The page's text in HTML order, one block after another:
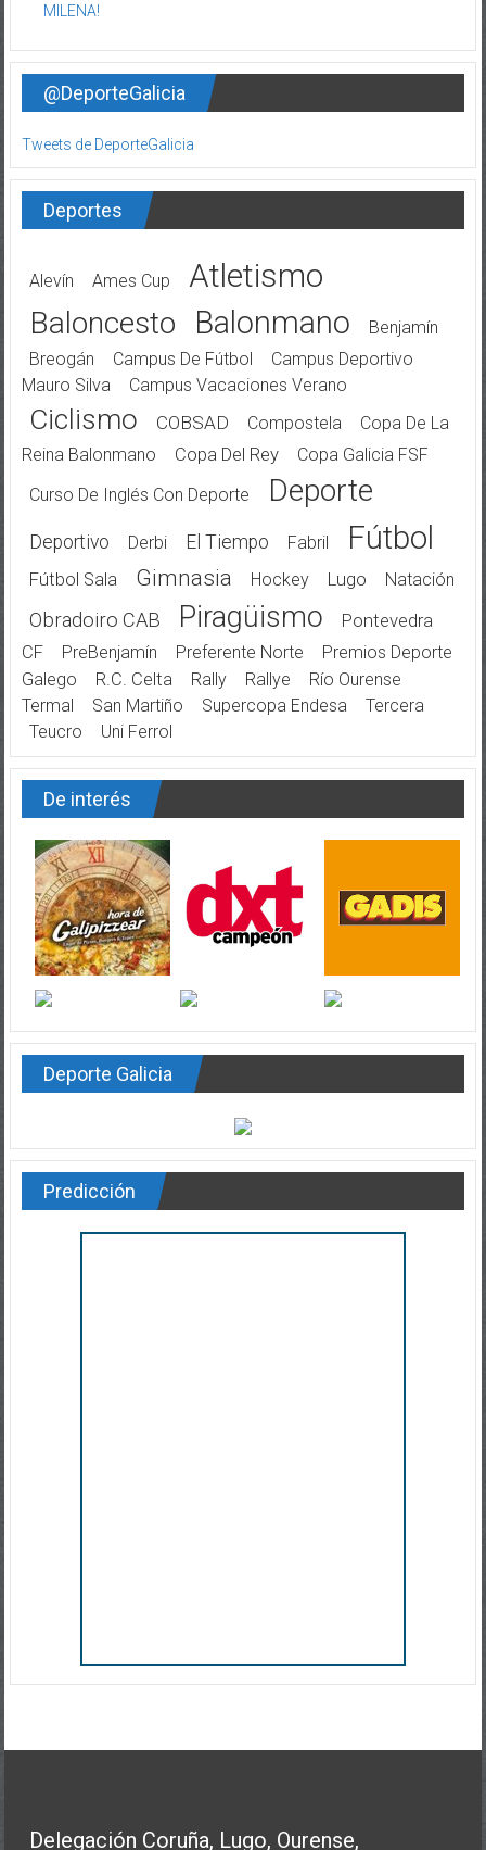
@DeporteGalicia
Tweets de DeporteGalicia
Deportes
Alevín Ames Cup Atletismo
Baloncesto Balonmano
Benjamín
Breogán
Campus De Fútbol
Campus Deportivo
Mauro Silva
Campus Vacaciones Verano
Ciclismo COBSAD Compostela
Copa De La
Reina Balonmano
Copa Del Rey
Copa Galicia FSF
Curso De Inglés Con Deporte
Deporte
Deportivo Derbi El Tiempo Fabril Fútbol
Fútbol Sala Gimnasia Hockey Lugo Natación
Obradoiro CAB Piragüismo
Pontevedra
CF
PreBenjamín Preferente Norte
Premios Deporte
Galego
R.C. Celta Rally Rallye
Río Ourense
Termal
San Martiño Supercopa Endesa
Tercera
Teucro
Uni Ferrol
De interés
Deporte Galicia
Predicción
Delegación Coruña, Lugo, Ourense,